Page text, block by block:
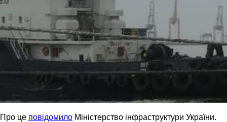
Про це повідомило Міністерство інфраструктури України.